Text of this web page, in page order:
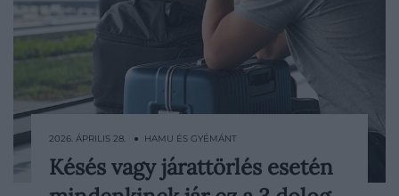
Egy törölt vagy jelentősen késő járat
2026. ÁPRILIS 28. ● HAMU ÉS GYÉMÁNT
Késés vagy járattörlés esetén